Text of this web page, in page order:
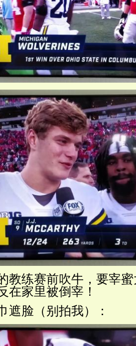
教练赛前吹牛，要宰
在家里被倒宰！
遮脸（别拍我）：